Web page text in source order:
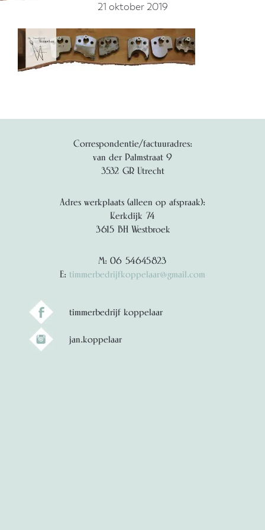
21 oktober 2019
Correspondentie/factuuradres:
van der Palmstraat 9
3532 GR Utrecht
Adres werkplaats (alleen op afspraak):
Kerkdijk 74
3615 BH Westbroek
M: 06 54645823
E: timmerbedrijfkoppelaar@gmail.com
timmerbedrijf koppelaar
jan.koppelaar